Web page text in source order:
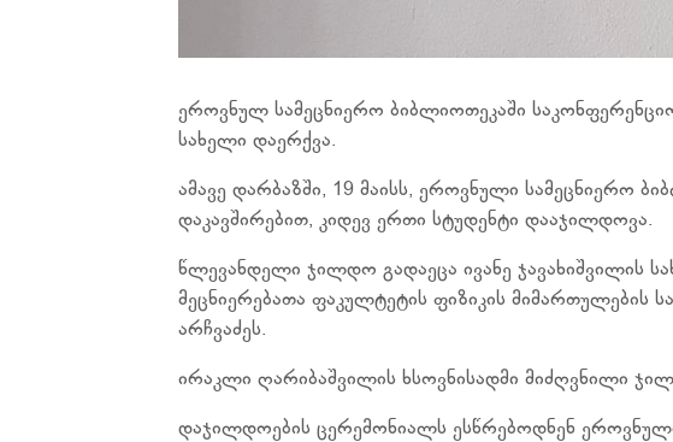
ეროვნულ სამეცნიერო ბიბლიოთეკაში
სახელი დაერქვა.
ამავე დარბაზში, 19 მაისს, ეროვნული სამეცნიერო
დაკავშირებით, კიდევ ერთი სტუდენტი დააჯილდოვა.
წლევანდელი ჯილდო გადაეცა ივანე ჯავახიშვილის
მეცნიერებათა ფაკულტეტის ფიზიკის მიმართულების
არჩვაძეს.
ირაკლი ღარიბაშვილის ხსოვნისადმი მიძღვნილი
დაჯილდოების ცერემონიალს ესწრებოდნენ